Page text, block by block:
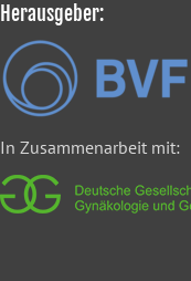
Herausgeber:
In Zusammenarbeit mit: